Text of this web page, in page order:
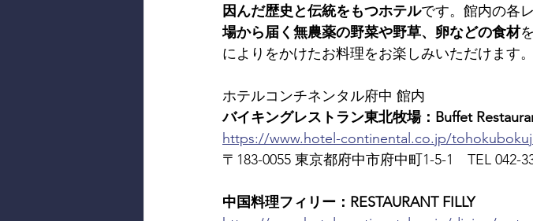
因んだ歴史と伝統をもつホテルです。館内の各
場から届く無農薬の野菜や野草、卵などの食材
によりをかけたお料理をお楽しみいただけます。
ホテルコンチネンタル府中 館内
バイキングレストラン東北牧場：Buffet
https://www.hotel-continental.co.jp/
〒183-0055 東京都府中市府中町1-5-1　TEL 042-
中国料理フィリー：RESTAURANT FILLY